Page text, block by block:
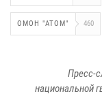
ОМОН "АТОМ" 460
Пресс-
национальной